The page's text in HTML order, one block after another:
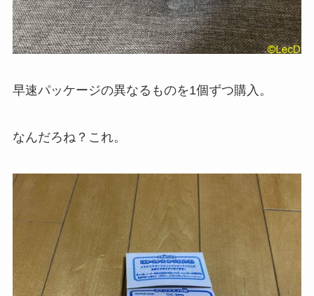
早速パッケージの異なるものを1個ずつ購入。
なんだろね？これ。